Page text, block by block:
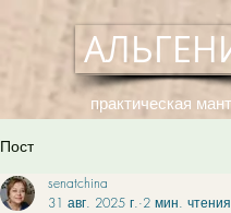
практическая
Пост
senatchina
31 авг. 2025 г. 2 мин. чтения